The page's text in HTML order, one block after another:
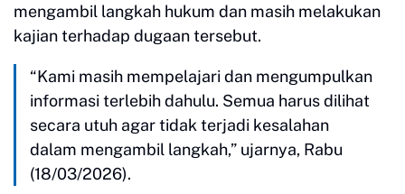
mengambil langkah hukum dan masih melakukan
kajian terhadap dugaan tersebut.
“Kami masih mempelajari dan mengumpulkan
informasi terlebih dahulu. Semua harus dilihat
secara utuh agar tidak terjadi kesalahan
dalam mengambil langkah,” ujarnya, Rabu
(18/03/2026).